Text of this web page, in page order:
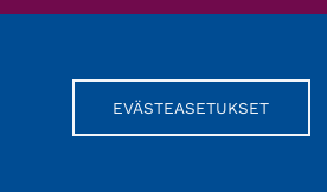
EVÄSTEASETUKSET